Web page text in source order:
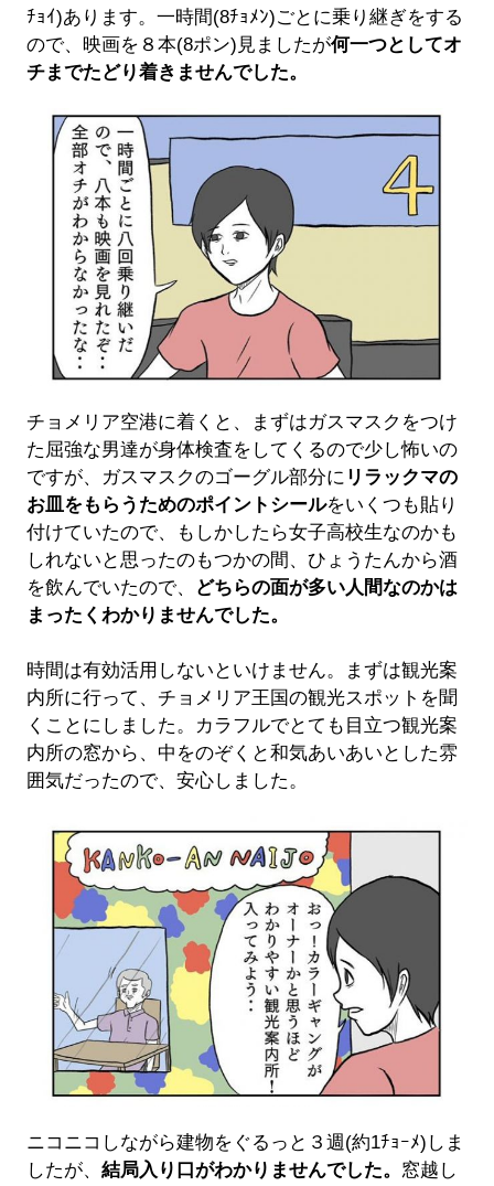
ﾁｮｲ)あります。一時間(8ﾁｮﾒﾝ)ごとに乗り継ぎをする
ので、映画を８本(8ポン)見ましたが何一つとしてオ
チまでたどり着きませんでした。
チョメリア空港に着くと、まずはガスマスクをつけ
た屈強な男達が身体検査をしてくるので少し怖いの
ですが、ガスマスクのゴーグル部分に リラックマの
お皿をもらうためのポイントシールをいくつも貼り
付けていたので、もしかしたら女子高校生なのかも
しれないと思ったのもつかの間、ひょうたんから酒
を飲んでいたので、
どちらの面が多い人間なのかは
まったくわかりませんでした。
時間は有効活用しないといけません。まずは観光案
内所に行って、チョメリア王国の観光スポットを聞
くことにしました。カラフルでとても目立つ観光案
内所の窓から、中をのぞくと和気あいあいとした雰
囲気だったので、安心しました。
ニコニコしながら建物をぐるっと３週(約1ﾁｮｰﾒ)しま
したが、 結局入り口がわかりませんでした。 窓越し